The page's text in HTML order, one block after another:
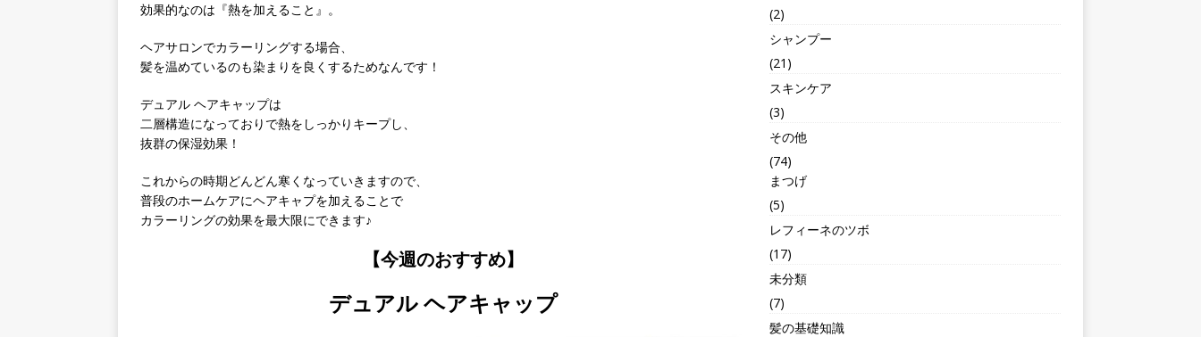
効果的なのは『熱を加えること』。
ヘアサロンでカラーリングする場合、
髪を温めているのも染まりを良くするためなんです！
デュアル ヘアキャップは
二層構造になっておりで熱をしっかりキープし、
抜群の保湿効果！
これからの時期どんどん寒くなっていきますので、
普段のホームケアにヘアキャプを加えることで
カラーリングの効果を最大限にできます♪
【今週のおすすめ】
デュアル ヘアキャップ
(2)
シャンプー
(21)
スキンケア
(3)
その他
(74)
まつげ
(5)
レフィーネのツボ
(17)
未分類
(7)
髪の基礎知識